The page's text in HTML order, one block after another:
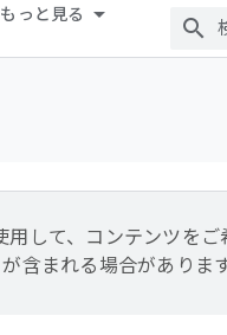
もっと見る
して、コンテンツをご
含まれる場合があります